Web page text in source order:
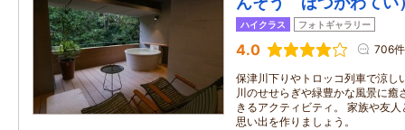
ハイクラス フォトギャラリー
4.0 706件
保津川下りやトロッコ列車で涼し
川のせせらぎや緑豊かな風景に癒
きるアクティビティ。 家族や友
思い出を作りましょう。